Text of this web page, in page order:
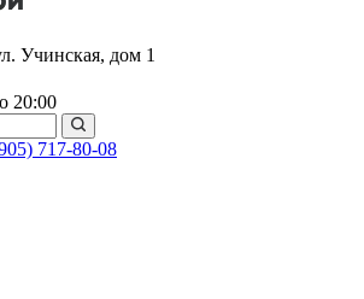
Учинская, дом 1
20:00
717-80-08